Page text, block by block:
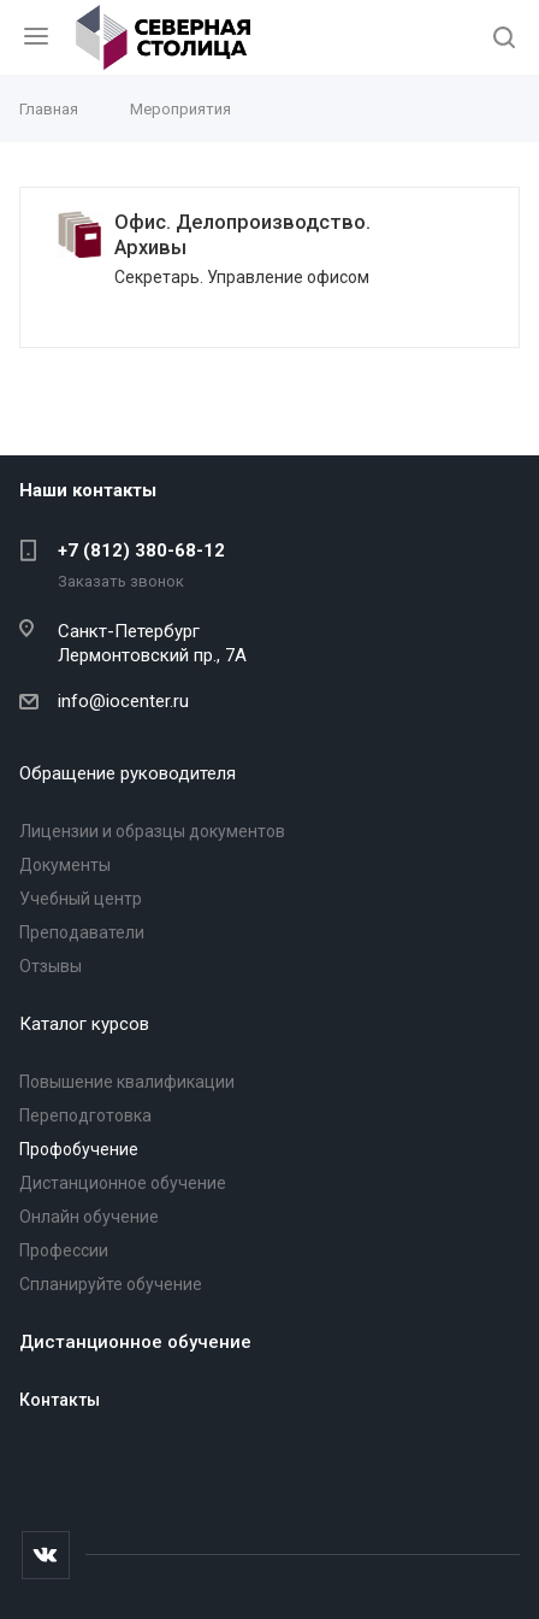
Главная Мероприятия
Офис. Делопроизводство.
Архивы
Секретарь. Управление офисом
Наши контакты
+7 (812) 380-68-12
Заказать звонок
Санкт-Петербург
Лермонтовский пр., 7А
info@iocenter.ru
Обращение руководителя
Лицензии и образцы документов
Документы
Учебный центр
Преподаватели
Отзывы
Каталог курсов
Повышение квалификации
Переподготовка
Профобучение
Дистанционное обучение
Онлайн обучение
Профессии
Спланируйте обучение
Дистанционное обучение
Контакты